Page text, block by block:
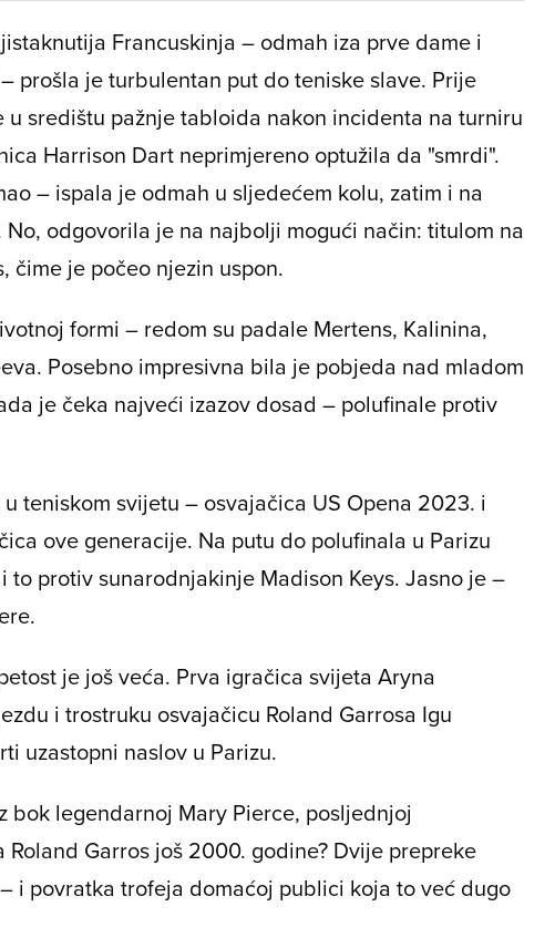
Francuskinja – odmah iza prve dame i
prošla je turbulentan put do teniske slave. Prije
u središtu pažnje tabloida nakon incidenta na turniru
Harrison Dart neprimjereno optužila da "smrdi".
– ispala je odmah u sljedećem kolu, zatim i na
odgovorila je na najbolji mogući način: titulom na
čime je počeo njezin uspon.
formi – redom su padale Mertens, Kalinina,
Posebno impresivna bila je pobjeda nad mladom
je čeka najveći izazov dosad – polufinale protiv
teniskom svijetu – osvajačica US Opena 2023. i
ove generacije. Na putu do polufinala u Parizu
to protiv sunarodnjakinje Madison Keys. Jasno je –
je još veća. Prva igračica svijeta Aryna
i trostruku osvajačicu Roland Garrosa Igu
uzastopni naslov u Parizu.
bok legendarnoj Mary Pierce, posljednjoj
Garros još 2000. godine? Dvije prepreke
i povratka trofeja domaćoj publici koja to već dugo